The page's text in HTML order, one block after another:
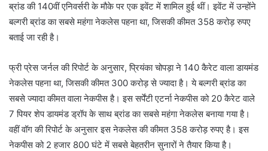
ब्रांड की 140वीं एनिवर्सरी के मौके पर एक इवेंट में शामिल हुई थीं। इवेंट में उन्होंने
बल्गरी ब्रांड का सबसे महंगा नेकलेस पहना था, जिसकी कीमत 358 करोड़ रुपए
बताई जा रही है।
फ्री प्रेस जर्नल की रिपोर्ट के अनुसार, प्रियंका चोपड़ा ने 140 कैरेट वाला डायमंड
नेकलेस पहना था, जिसकी कीमत 300 करोड़ से ज्यादा है। ये बल्गरी ब्रांड का
सबसे ज्यादा कीमत वाला नेकपीस है। इस सर्पेंटी एटर्ना नेकपीस को 20 कैरेट वाले
7 पियर शेप डायमंड ड्रॉप के साथ ब्रांड का सबसे महंगा नेकलेस बनाया गया है।
वहीं वॉग की रिपोर्ट के अनुसार इस नेकलेस की कीमत 358 करोड़ रुपए है। इस
नेकपीस को 2 हजार 800 घंटे में सबसे बेहतरीन सुनारों ने तैयार किया है।